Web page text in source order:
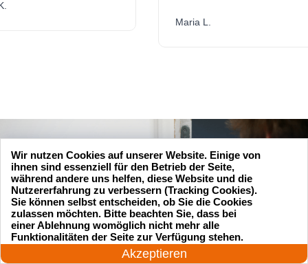
Maria L.
24 Stunden am Tag
Akzeptieren
Wir nutzen Cookies auf unserer Website. Einige von
ihnen sind essenziell für den Betrieb der Seite,
während andere uns helfen, diese Website und die
Nutzererfahrung zu verbessern (Tracking Cookies).
Sie können selbst entscheiden, ob Sie die Cookies
zulassen möchten. Bitte beachten Sie, dass bei
einer Ablehnung womöglich nicht mehr alle
Funktionalitäten der Seite zur Verfügung stehen.